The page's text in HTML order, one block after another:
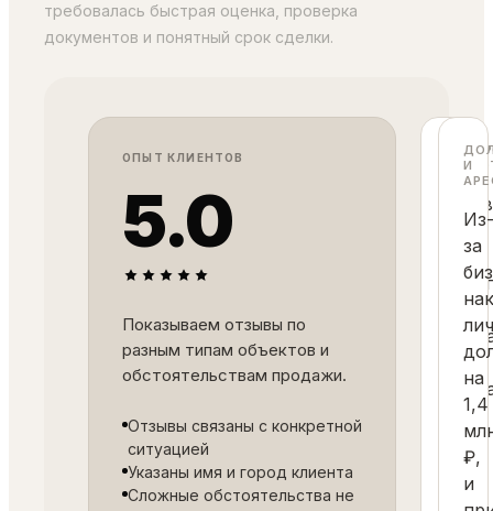
требовалась быстрая оценка, проверка
документов и понятный срок сделки.
ОПЫТ КЛИЕНТОВ
5.0
Показываем отзывы по
разным типам объектов и
обстоятельствам продажи.
Отзывы связаны с конкретной
ситуацией
Указаны имя и город клиента
Сложные обстоятельства не
И
была
долг
млн
И
Из-
за
на
1,4
₽,
и